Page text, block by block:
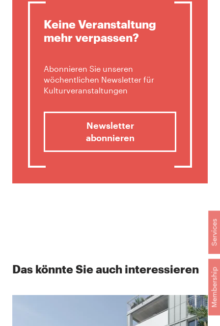
Membership
Services
Keine Veranstaltung
mehr verpassen?
Abonnieren Sie unseren
wöchentlichen Newsletter für
Kulturveranstaltungen
Newsletter
abonnieren
Das könnte Sie auch interessieren